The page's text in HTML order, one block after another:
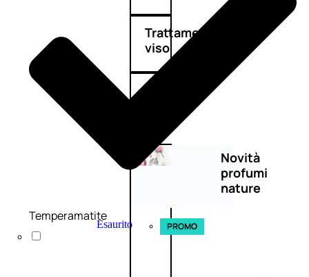
Trattamenti
viso
Novità
profumi
nature
Esaurito PROMO
Temperamatite